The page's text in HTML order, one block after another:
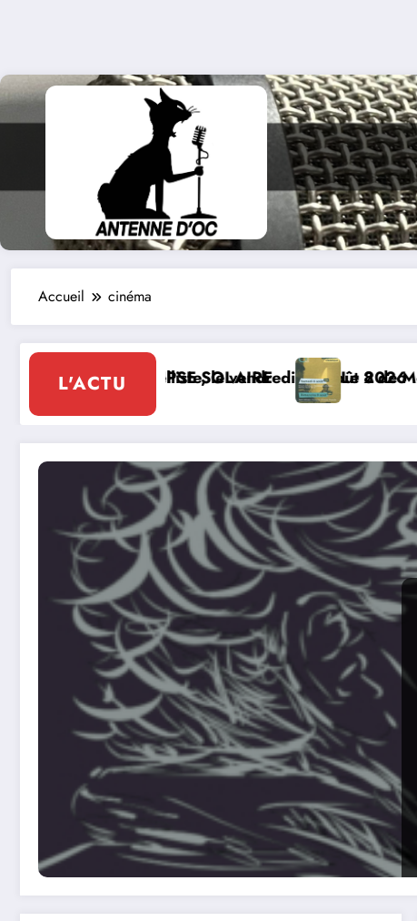
Accueil cinéma
L'ACTU
le vendredi 07 août 2026
SOLAIRE Le 8 de Montcabrier : Festival